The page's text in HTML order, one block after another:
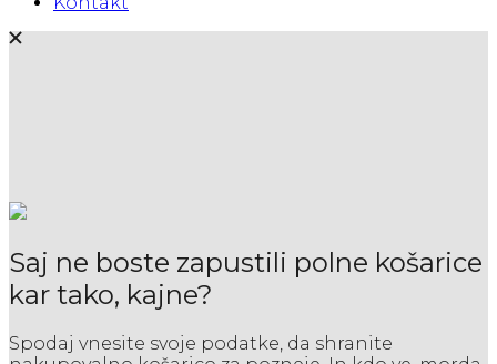
Saj ne boste zapustili polne košarice
kar tako, kajne?
Spodaj vnesite svoje podatke, da shranite